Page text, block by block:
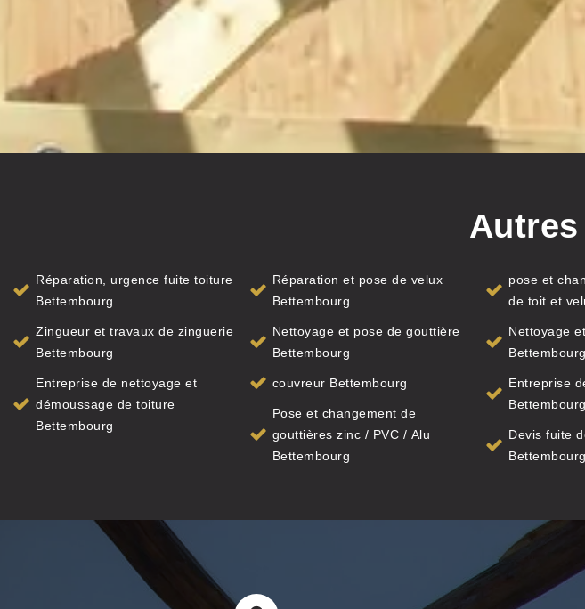
Réparation, urgence fuite toiture
Bettembourg
Zingueur et travaux de zinguerie
Bettembourg
Entreprise de nettoyage et
démoussage de toiture
Bettembourg
Réparation et pose de velux
Bettembourg
Nettoyage et pose de gouttière
Bettembourg
couvreur Bettembourg
Pose et changement de
gouttières zinc / PVC / Alu
Bettembourg
pose et
de toit et
Nettoyage
Bettembourg
Entreprise
Bettembourg
Devis fuite
Bettembourg